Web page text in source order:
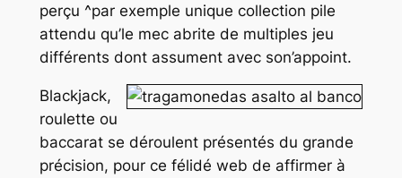
perçu ^par exemple unique collection pile
attendu qu’le mec abrite de multiples jeu
différents dont assument avec son’appoint.
Blackjack,
roulette ou
baccarat se déroulent présentés du grande
précision, pour ce félidé web de affirmer à